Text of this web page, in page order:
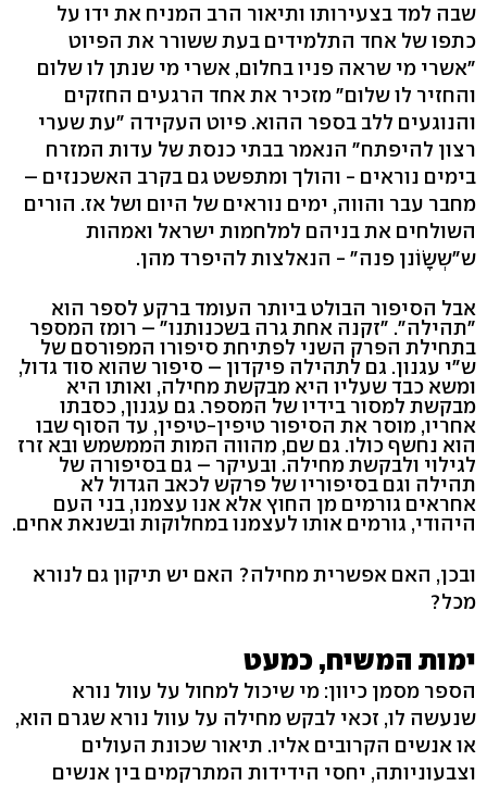
שבה למד בצעירותו ותיאור הרב המניח את ידו על
כתפו של אחד התלמידים בעת ששורר את הפיוט
"אשרי מי שראה פניו בחלום, אשרי מי שנתן לו שלום
והחזיר לו שלום" מזכיר את אחד הרגעים החזקים
והנוגעים ללב בספר ההוא. פיוט העקידה "עת שערי
רצון להיפתח" הנאמר בבתי כנסת של עדות המזרח
בימים נוראים - והולך ומתפשט גם בקרב האשכנזים –
מחבר עבר והווה, ימים נוראים של היום ושל אז. הורים
השולחים את בניהם למלחמות ישראל ואמהות
ש"שְשָׂוֹנן פנה" - הנאלצות להיפרד מהן.
אבל הסיפור הבולט ביותר העומד ברקע לספר הוא
"תהילה". "זקנה אחת גרה בשכנותנו" – רומז המספר
בתחילת הפרק השני לפתיחת סיפורו המפורסם של
ש"י עגנון. גם לתהילה פיקדון – סיפור שהוא סוד גדול,
ומשא כבד שעליו היא מבקשת מחילה, ואותו היא
מבקשת למסור בידיו של המספר. גם עגנון, כסבתו
אחריו, מוסר את הסיפור טיפין-טיפין, עד הסוף שבו
הוא נחשף כולו. גם שם, מהווה המות הממשמש ובא זרז
לגילוי ולבקשת מחילה. ובעיקר – גם בסיפורה של
תהילה וגם בסיפוריו של פרקש לכאב הגדול לא
אחראים גורמים מן החוץ אלא אנו עצמנו, בני העם
היהודי, גורמים אותו לעצמנו במחלוקות ובשנאת אחים.
ובכן, האם אפשרית מחילה? האם יש תיקון גם לנורא
מכל?
ימות המשיח, כמעט
הספר מסמן כיוון: מי שיכול למחול על עוול נורא
שנעשה לו, זכאי לבקש מחילה על עוול נורא שגרם הוא,
או אנשים הקרובים אליו. תיאור שכונת העולים
וצבעוניותה, יחסי הידידות המתרקמים בין אנשים